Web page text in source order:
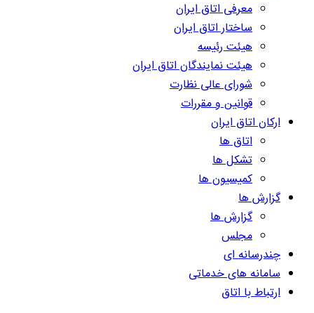
معرفی اتاق ایران
ساختار اتاق ایران
هیئت رئیسه
هیئت نمایندگان اتاق ایران
شورای عالی نظارت
قوانین و مقررات
ارکان اتاق ایران
اتاق ها
تشکل ها
کمیسیون ها
گزارش ها
گزارش ها
مجلس
چندرسانه ای
سامانه های خدماتی
ارتباط با اتاق